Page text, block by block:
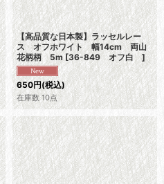
【高品質な日本製】ラッセルレー
ス オフホワイト 幅14cm 両山
花柄柄 5m [36-849 オフ白]
650円(税込)
在庫数 10点